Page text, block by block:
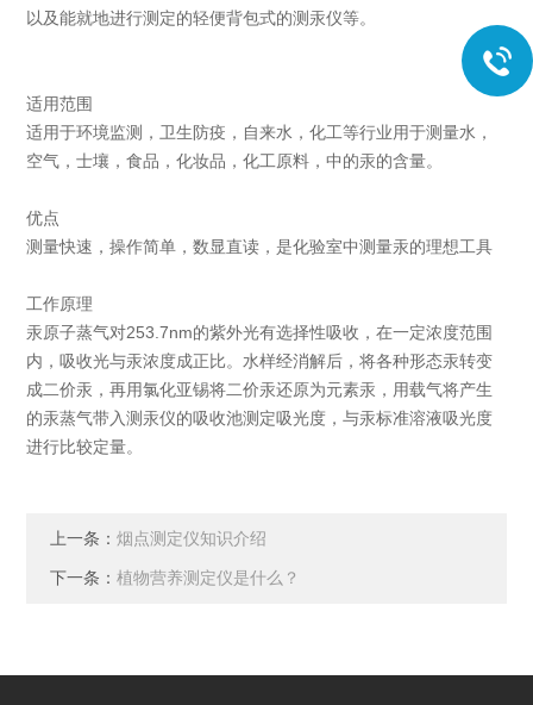
以及能就地进行测定的轻便背包式的测汞仪等。
适用范围
适用于环境监测，卫生防疫，自来水，化工等行业用于测量水，
空气，士壤，食品，化妆品，化工原料，中的汞的含量。
优点
测量快速，操作简单，数显直读，是化验室中测量汞的理想工具
工作原理
汞原子蒸气对253.7nm的紫外光有选择性吸收，在一定浓度范围
内，吸收光与汞浓度成正比。水样经消解后，将各种形态汞转变
成二价汞，再用氯化亚锡将二价汞还原为元素汞，用载气将产生
的汞蒸气带入测汞仪的吸收池测定吸光度，与汞标准溶液吸光度
进行比较定量。
上一条：烟点测定仪知识介绍
下一条：植物营养测定仪是什么？